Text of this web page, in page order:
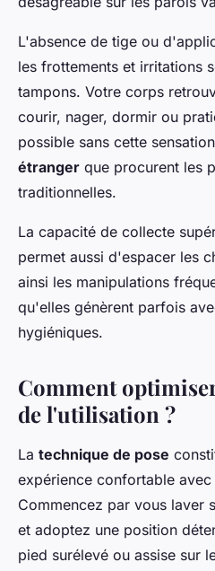
L'absence de tige ou
les frottements et irritations
tampons. Votre corps
courir, nager, dormir ou
possible sans cette
étranger que procurent les
traditionnelles.
La capacité de collecte
permet aussi d'espacer les
ainsi les manipulations
qu'elles génèrent parfois
hygiéniques.
Comment
de l'utilisation ?
La technique de pose
expérience confortable
Commencez par vous laver
et adoptez une position
pied surélevé ou assise sur